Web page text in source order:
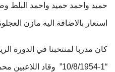
حميد واحمد حميد واحمد البلط
استعار بالاضافة اليه مازن
كان مدربا لمنتخبنا في الدورة
“1-10/8/1954” وقاد